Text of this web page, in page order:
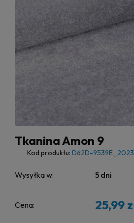
Tkanina Amon 9
Kod produktu: D62D-
Wysyłka w: 5 dni
Cena: 25,99